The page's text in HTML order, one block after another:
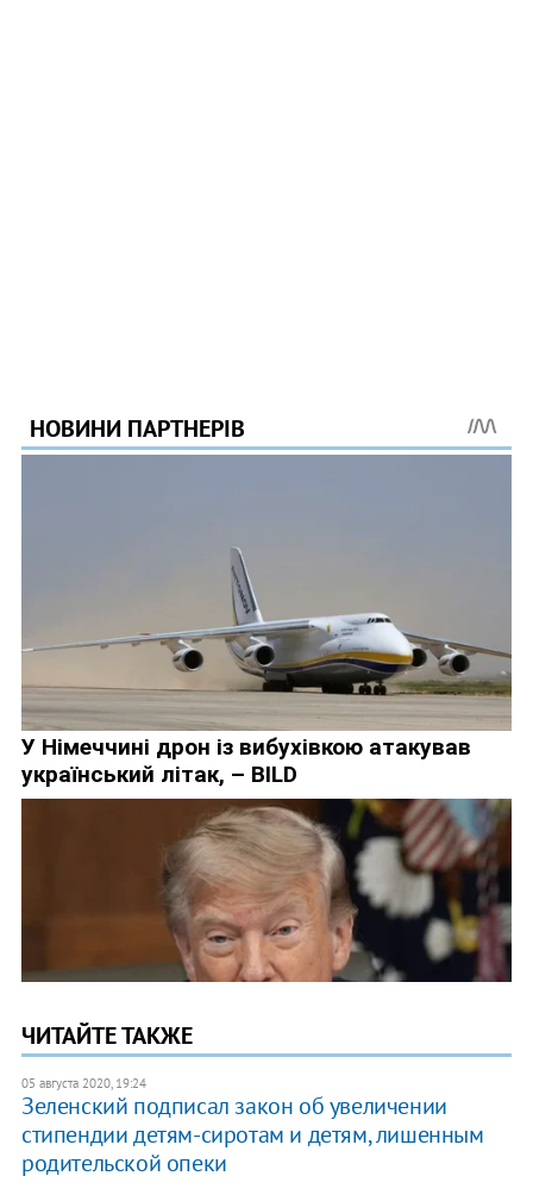
ЧИТАЙТЕ ТАКЖЕ
05 августа 2020, 19:24
Зеленский подписал закон об увеличении
стипендии детям-сиротам и детям, лишенным
родительской опеки